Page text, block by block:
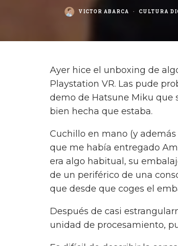
VICTOR ABARCA · CULTURA
Ayer hice el unboxing de
Playstation VR. Las pude
demo de Hatsune Miku que
bien hecha que estaba.
Cuchillo en mano (y
que me había entregado
era algo habitual, su
de un periférico de una
que desde que coges el
Después de casi
unidad de procesamiento,